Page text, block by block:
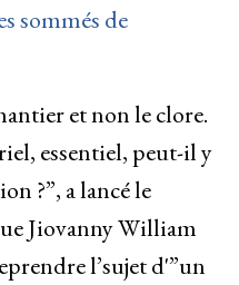
sommés de
et non le clore.
essentiel, peut-il y
?”, a lancé le
Jiovanny William
l’sujet d'”un